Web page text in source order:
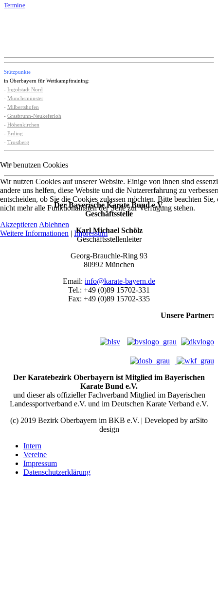
Termine
Stützpunkte
in Oberbayern für Wettkampftraining:
- Ingolstadt Nord
- Münchsmünster
- Milbertshofen
- Grasbrunn-Neukeferloh
- Höhenkirchen
- Erding
- Trostberg
xxx
Der Bayerische Karate Bund e.V.
Geschäftsstelle
Karl Michael Schölz
Geschäftsstellenleiter
Georg-Brauchle-Ring 93
80992 München
Email: info@karate-bayern.de
Tel.: +49 (0)89 15702-331
Fax: +49 (0)89 15702-335
Unsere Partner:
Der Karatebezirk Oberbayern ist Mitglied im Bayerischen
Karate Bund e.V.
und dieser als offizieller Fachverband Mitglied im Bayerischen
Landessportverband e.V. und im Deutschen Karate Verband e.V.
(c) 2019 Bezirk Oberbayern im BKB e.V. | Developed by arSito
design
Intern
Vereine
Impressum
Datenschutzerklärung
Wir benutzen Cookies
Wir nutzen Cookies auf unserer Website. Einige von ihnen sind
andere uns helfen, diese Website und die Nutzererfahrung zu
entscheiden, ob Sie die Cookies zulassen möchten. Bitte beachten
nicht mehr alle Funktionalitäten der Seite zur Verfügung stehen.
Akzeptieren Ablehnen
Weitere Informationen | Impressum